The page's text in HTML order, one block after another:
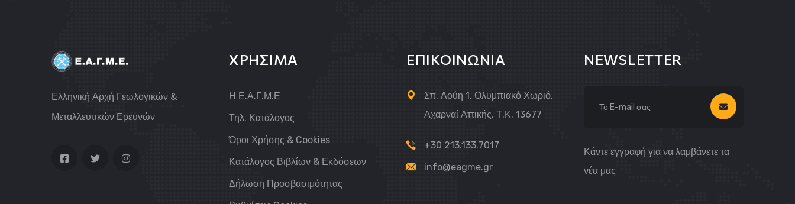
Ελληνική Αρχή Γεωλογικών &
Μεταλλευτικών Ερευνών
ΧΡΗΣΙΜΑ
Η Ε.Α.Γ.Μ.Ε
Τηλ. Κατάλογος
Όροι Χρήσης & Cookies
Κατάλογος Βιβλίων & Εκδόσεων
Δήλωση Προσβασιμότητας
ΕΠΙΚΟΙΝΩΝΙΑ
Σπ. Λούη 1, Ολυμπιακό Χωριό,
Αχαρναί Αττικής, Τ.Κ. 13677
+30 213.133.7017
info@eagme.gr
NEWSLETTER
Κάντε εγγραφή για να λαμβάνετε τα
νέα μας